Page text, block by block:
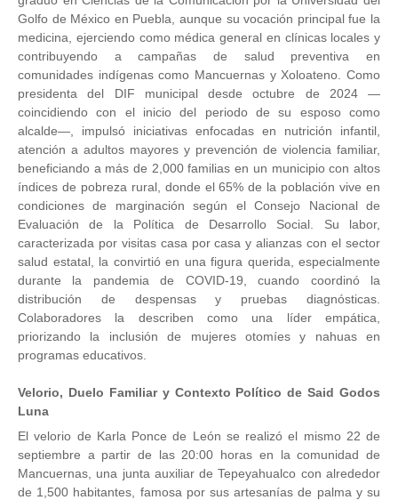
Golfo de México en Puebla, aunque su vocación principal fue la
medicina, ejerciendo como médica general en clínicas locales y
contribuyendo a campañas de salud preventiva en
comunidades indígenas como Mancuernas y Xoloateno. Como
presidenta del DIF municipal desde octubre de 2024 —
coincidiendo con el inicio del periodo de su esposo como
alcalde—, impulsó iniciativas enfocadas en nutrición infantil,
atención a adultos mayores y prevención de violencia familiar,
beneficiando a más de 2,000 familias en un municipio con altos
índices de pobreza rural, donde el 65% de la población vive en
condiciones de marginación según el Consejo Nacional de
Evaluación de la Política de Desarrollo Social. Su labor,
caracterizada por visitas casa por casa y alianzas con el sector
salud estatal, la convirtió en una figura querida, especialmente
durante la pandemia de COVID-19, cuando coordinó la
distribución de despensas y pruebas diagnósticas.
Colaboradores la describen como una líder empática,
priorizando la inclusión de mujeres otomíes y nahuas en
programas educativos.
Velorio, Duelo Familiar y Contexto Político de Said Godos
Luna
El velorio de Karla Ponce de León se realizó el mismo 22 de
septiembre a partir de las 20:00 horas en la comunidad de
Mancuernas, una junta auxiliar de Tepeyahualco con alrededor
de 1,500 habitantes, famosa por sus artesanías de palma y su